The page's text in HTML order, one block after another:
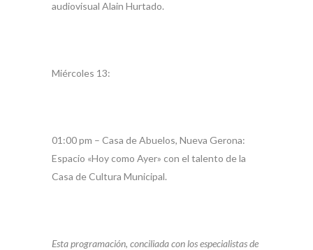
audiovisual Alain Hurtado.
Miércoles 13:
01:00 pm – Casa de Abuelos, Nueva Gerona:
Espacio «Hoy como Ayer» con el talento de la
Casa de Cultura Municipal.
Esta programación, conciliada con los especialistas de